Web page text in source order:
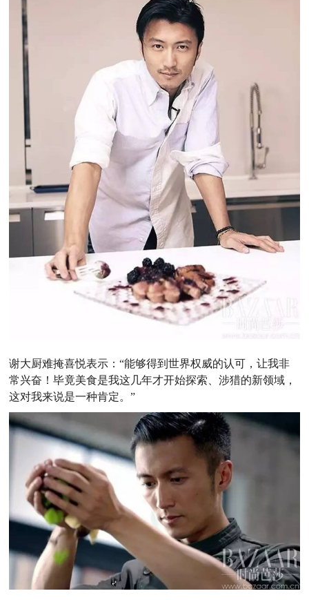
谢大厨难掩喜悦表示：“能够得到世界权威的认可，让我非
常兴奋！毕竟美食是我这几年才开始探索、涉猎的新领域，
这对我来说是一种肯定。”